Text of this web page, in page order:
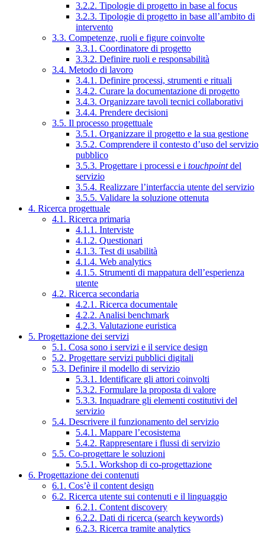
3.2.2. Tipologie di progetto in base al focus
3.2.3. Tipologie di progetto in base all’ambito di
intervento
3.3. Competenze, ruoli e figure coinvolte
3.3.1. Coordinatore di progetto
3.3.2. Definire ruoli e responsabilità
3.4. Metodo di lavoro
3.4.1. Definire processi, strumenti e rituali
3.4.2. Curare la documentazione di progetto
3.4.3. Organizzare tavoli tecnici collaborativi
3.4.4. Prendere decisioni
3.5. Il processo progettuale
3.5.1. Organizzare il progetto e la sua gestione
3.5.2. Comprendere il contesto d’uso del servizio
pubblico
3.5.3. Progettare i processi e i touchpointdel
servizio
3.5.4. Realizzare l’interfaccia utente del servizio
3.5.5. Validare la soluzione ottenuta
4. Ricerca progettuale
4.1. Ricerca primaria
4.1.1. Interviste
4.1.2. Questionari
4.1.3. Test di usabilità
4.1.4. Web analytics
4.1.5. Strumenti di mappatura dell’esperienza
utente
4.2. Ricerca secondaria
4.2.1. Ricerca documentale
4.2.2. Analisi benchmark
4.2.3. Valutazione euristica
5. Progettazione dei servizi
5.1. Cosa sono i servizi e il service design
5.2. Progettare servizi pubblici digitali
5.3. Definire il modello di servizio
5.3.1. Identificare gli attori coinvolti
5.3.2. Formulare la proposta di valore
5.3.3. Inquadrare gli elementi costitutivi del
servizio
5.4. Descrivere il funzionamento del servizio
5.4.1. Mappare l’ecosistema
5.4.2. Rappresentare i flussi di servizio
5.5. Co-progettare le soluzioni
5.5.1. Workshop di co-progettazione
6. Progettazione dei contenuti
6.1. Cos’è il content design
6.2. Ricerca utente sui contenuti e il linguaggio
6.2.1. Content discovery
6.2.2. Dati di ricerca (search keywords)
6.2.3. Ricerca tramite analytics